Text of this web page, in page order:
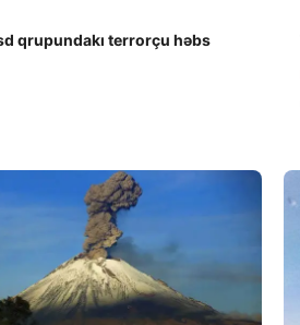
qrupundakı terrorçu həbs